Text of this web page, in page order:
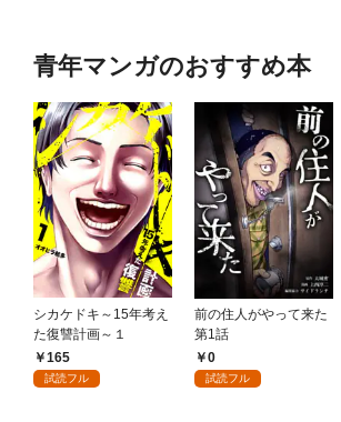
青年マンガのおすすめ本
シカケドキ～15年考え
た復讐計画～１
165
試読フル
前の住人がやって来た
第1話
0
試読フル